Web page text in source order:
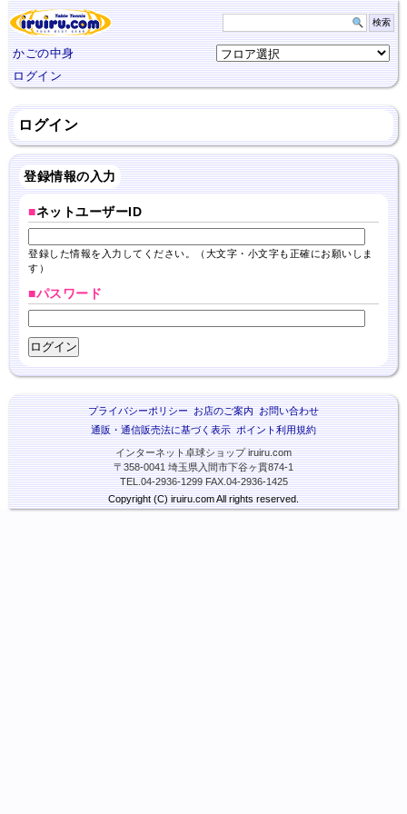
かごの中身
ログイン
ログイン
登録情報の入力
■ネットユーザーID
登録した情報を入力してください。（大文字・小文字も正確にお願いしま
す）
■パスワード
プライバシーポリシー お店のご案内 お問い合わせ
通販・通信販売法に基づく表示 ポイント利用規約
インターネット卓球ショップ iruiru.com
〒358-0041 埼玉県入間市下谷ヶ貫874-1
TEL.04-2936-1299 FAX.04-2936-1425
Copyright (C) iruiru.com All rights reserved.